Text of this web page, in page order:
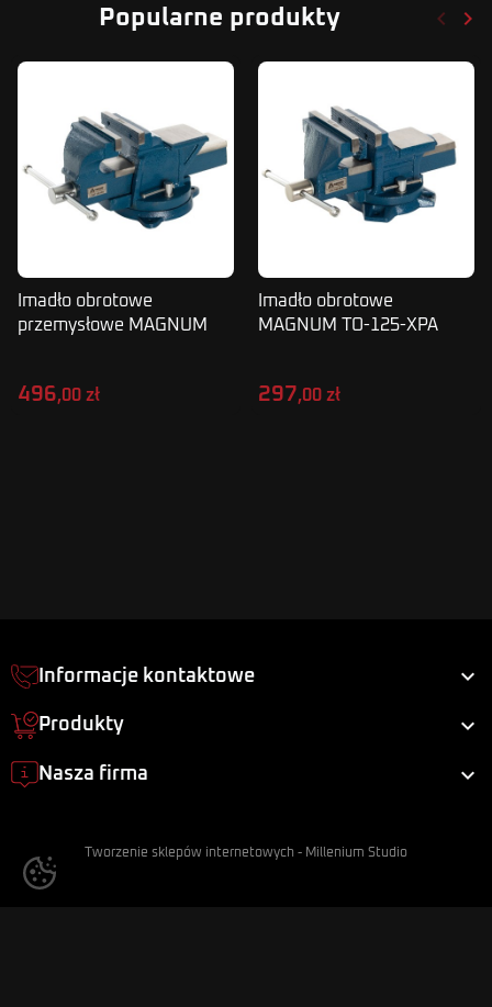
Popularne produkty keyboard_arrow_left keyboard_arrow_right
Imadło obrotowe
przemysłowe MAGNUM
496,00 zł
Imadło obrotowe
MAGNUM TO-125-XPA
297,00 zł
Informacje kontaktowe 
Produkty 
Nasza firma 
Tworzenie sklepów internetowych - Millenium Studio